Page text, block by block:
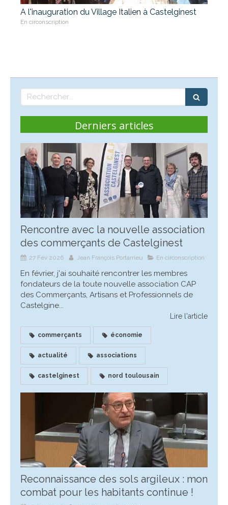
A l'inauguration du Village Italien à Castelginest
En circonscription
Rechercher
Derniers articles
Rencontre avec la nouvelle association
des commerçants de Castelginest
27 Fév 2026 Jean François Portarrieu En circonscription
En février, j'ai souhaité rencontrer les membres
fondateurs de la toute nouvelle association CAP
des Commerçants, Artisans et Professionnels de
Castelgine...
Lire l'article
commerçants économie
actualité associations
castelginest nord toulousain
Reconnaissance des sols argileux : mon
combat pour les habitants continue !